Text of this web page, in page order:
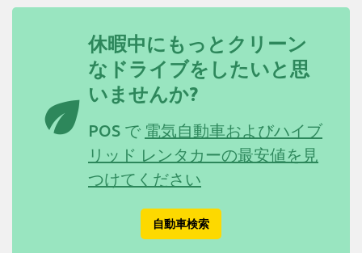
eco
休暇中にもっとクリーン
なドライブをしたいと思
いませんか?
POS で 電気自動車およびハイブ
リッド レンタカーの最安値を見
つけてください
自動車検索